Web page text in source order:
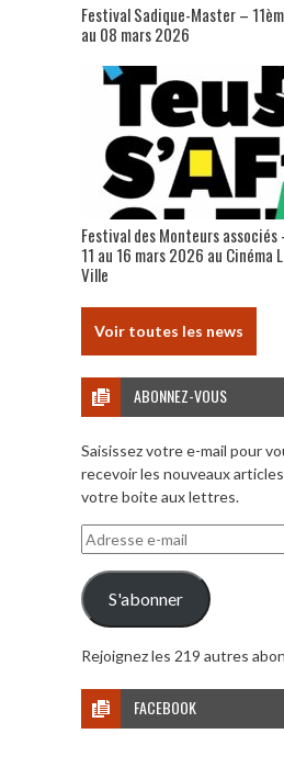
Festival Sadique-Master –
au 08 mars 2026
Festival des Monteurs
11 au 16 mars 2026 au Cinéma
Ville
Voir toutes les news
ABONNEZ-VOUS
Saisissez votre e-mail pour
recevoir les nouveaux
votre boite aux lettres.
Adresse
e-
mail
S'abonner
Rejoignez les 219 autres
FACEBOOK